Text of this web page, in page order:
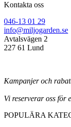
Kontakta oss
046-13 01 29
info@miljogarden.se
Avtalsvägen 2
227 61 Lund
Kampanjer och
Vi reserverar oss för
POPULÄRA